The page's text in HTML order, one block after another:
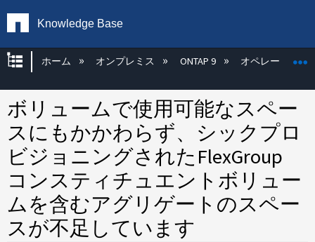
Knowledge Base
グローバル階層を展開/折りたたむ
ホーム オンプレミス ONTAP 9 オペレーティン
ボリュームで使用可能なスペー
スにもかかわらず、シックプロ
ビジョニングされたFlexGroup
コンスティチュエントボリュー
ムを含むアグリゲートのスペー
スが不足しています